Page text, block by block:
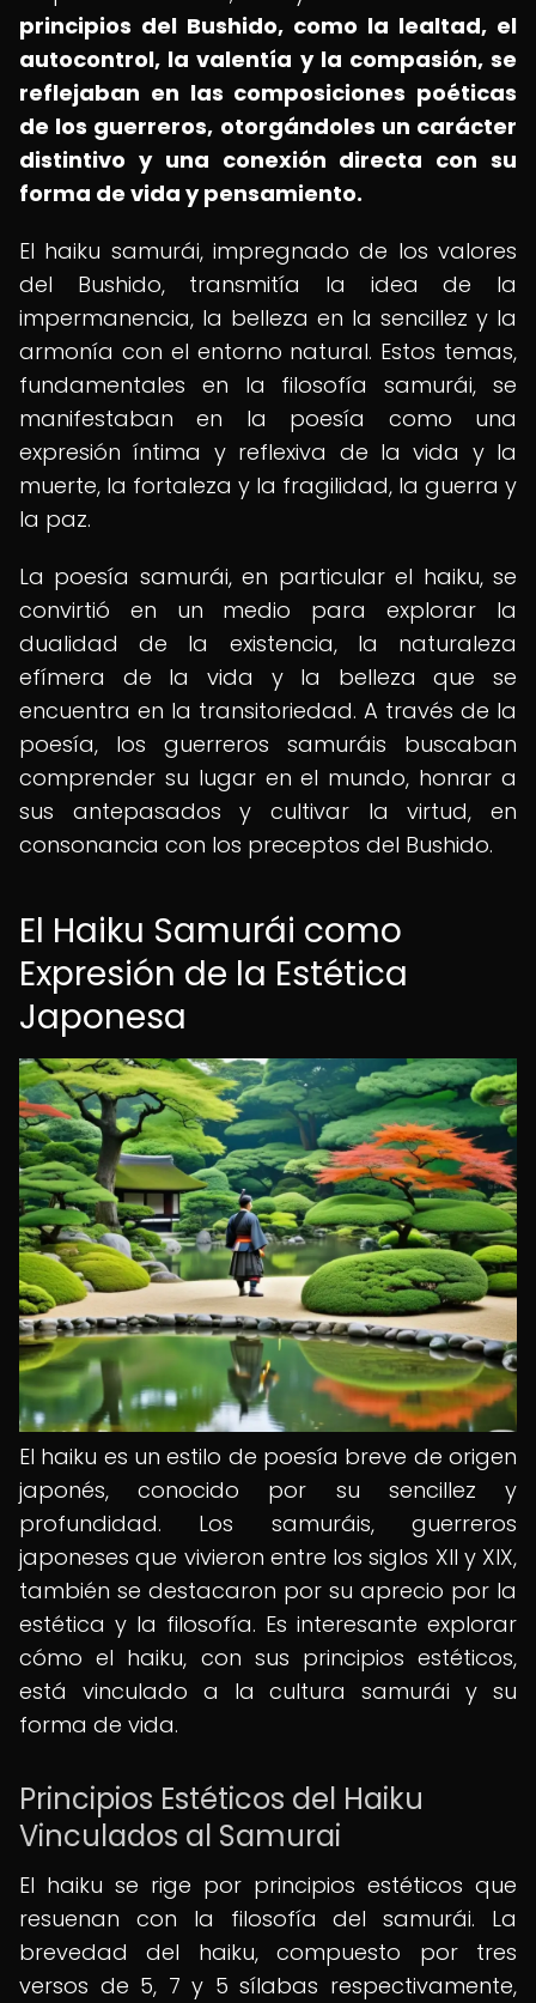
principios del Bushido, como la lealtad, el
autocontrol, la valentía y la compasión, se
reflejaban en las composiciones poéticas
de los guerreros, otorgándoles un carácter
distintivo y una conexión directa con su
forma de vida y pensamiento.
El haiku samurái, impregnado de los valores
del Bushido, transmitía la idea de la
impermanencia, la belleza en la sencillez y la
armonía con el entorno natural. Estos temas,
fundamentales en la filosofía samurái, se
manifestaban en la poesía como una
expresión íntima y reflexiva de la vida y la
muerte, la fortaleza y la fragilidad, la guerra y
la paz.
La poesía samurái, en particular el haiku, se
convirtió en un medio para explorar la
dualidad de la existencia, la naturaleza
efímera de la vida y la belleza que se
encuentra en la transitoriedad. A través de la
poesía, los guerreros samuráis buscaban
comprender su lugar en el mundo, honrar a
sus antepasados y cultivar la virtud, en
consonancia con los preceptos del Bushido.
El Haiku Samurái como
Expresión de la Estética
Japonesa
El haiku es un estilo de poesía breve de origen
japonés, conocido por su sencillez y
profundidad. Los samuráis, guerreros
japoneses que vivieron entre los siglos XII y XIX,
también se destacaron por su aprecio por la
estética y la filosofía. Es interesante explorar
cómo el haiku, con sus principios estéticos,
está vinculado a la cultura samurái y su
forma de vida.
Principios Estéticos del Haiku
Vinculados al Samurai
El haiku se rige por principios estéticos que
resuenan con la filosofía del samurái. La
brevedad del haiku, compuesto por tres
versos de 5, 7 y 5 sílabas respectivamente,